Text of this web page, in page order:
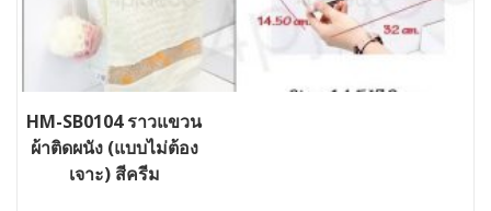
HM-SB0104 ราวแขวน
ผ้าติดผนัง (แบบไม่ต้อง
เจาะ) สีครีม